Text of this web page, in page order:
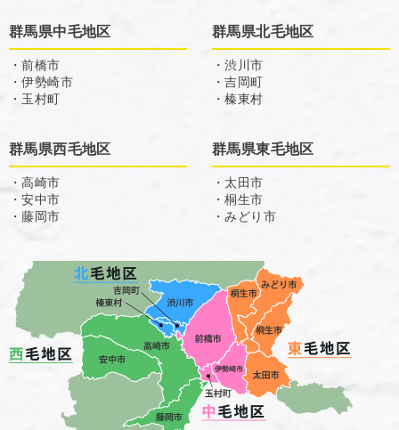
群馬県中毛地区
・前橋市
・伊勢崎市
・玉村町
群馬県北毛地区
・渋川市
・吉岡町
・榛東村
群馬県西毛地区
・高崎市
・安中市
・藤岡市
群馬県東毛地区
・太田市
・桐生市
・みどり市